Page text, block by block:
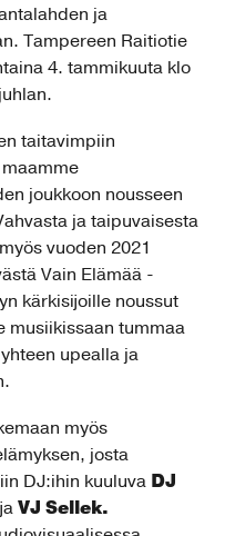
ja
Tampereen Raitiotie
4. tammikuuta klo
taitavimpiin
joukkoon nousseen
ja taipuvaisesta
vuoden 2021
Vain Elämää -
kärkisijoille noussut
musiikissaan tummaa
upealla ja
myös
josta
DJ:ihin kuuluva DJ
VJ Sellek.